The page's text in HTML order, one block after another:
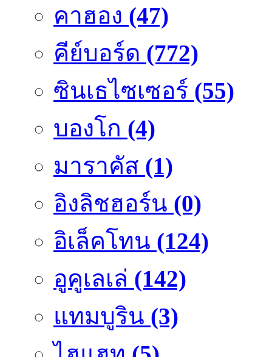
คาฮอง (47)
คีย์บอร์ด (772)
ซินเธไซเซอร์ (55)
บองโก (4)
มาราคัส (1)
อิงลิชฮอร์น (0)
อิเล็คโทน (124)
อูคูเลเล่ (142)
แทมบูริน (3)